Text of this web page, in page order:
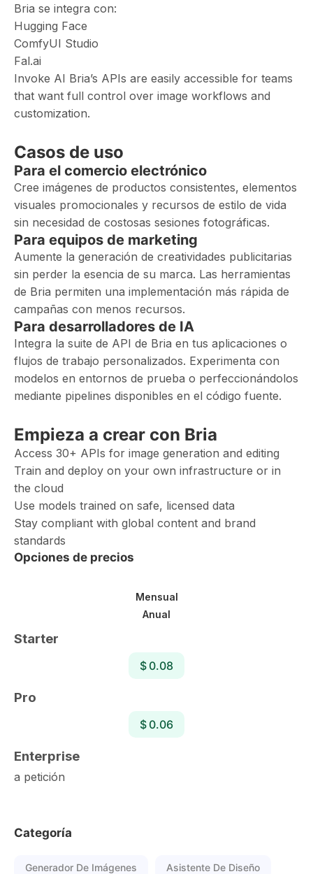
Bria se integra con:
Hugging Face
ComfyUI Studio
Fal.ai
Invoke AI Bria’s APIs are easily accessible for teams
that want full control over image workflows and
customization.
Casos de uso
Para el comercio electrónico
Cree imágenes de productos consistentes, elementos
visuales promocionales y recursos de estilo de vida
sin necesidad de costosas sesiones fotográficas.
Para equipos de marketing
Aumente la generación de creatividades publicitarias
sin perder la esencia de su marca. Las herramientas
de Bria permiten una implementación más rápida de
campañas con menos recursos.
Para desarrolladores de IA
Integra la suite de API de Bria en tus aplicaciones o
flujos de trabajo personalizados. Experimenta con
modelos en entornos de prueba o perfeccionándolos
mediante pipelines disponibles en el código fuente.
Empieza a crear con Bria
Access 30+ APIs for image generation and editing
Train and deploy on your own infrastructure or in
the cloud
Use models trained on safe, licensed data
Stay compliant with global content and brand
standards
Opciones de precios
Mensual
Anual
Starter
$ 0.08
Pro
$ 0.06
Enterprise
a petición
Categoría
Generador De Imágenes Asistente De Diseño